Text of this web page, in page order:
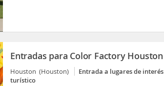
Entradas para Color Factory Houston
Houston (Houston)
Entrada a lugares de interés
turístico